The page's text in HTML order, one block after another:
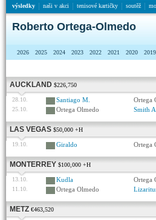
výsledky
naši v akci tenisové kartičky soutěž
Roberto Ortega-Olmedo
2026 2025 2024 2023 2022 2021 2020 2019
AUCKLAND $226,750
28.10. Santiago M. Ortega
25.10. Ortega Olmedo Smith
LAS VEGAS $50,000 +H
19.10. Giraldo Ortega
MONTERREY $100,000 +H
13.10. Kudla Ortega
11.10. Ortega Olmedo
METZ €463,520